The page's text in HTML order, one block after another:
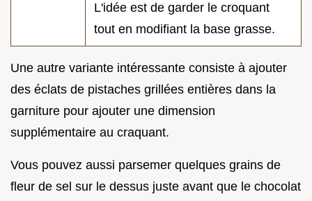
L'idée est de garder le croquant
tout en modifiant la base grasse.
Une autre variante intéressante consiste à ajouter
des éclats de pistaches grillées entières dans la
garniture pour ajouter une dimension
supplémentaire au craquant.
Vous pouvez aussi parsemer quelques grains de
fleur de sel sur le dessus juste avant que le chocolat